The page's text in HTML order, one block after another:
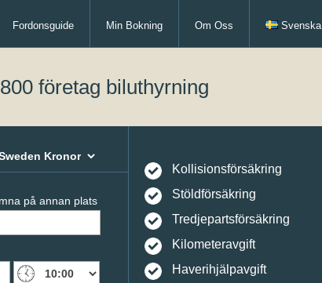
Fordonsguide Min Bokning Om Oss Svenska
företag biluthyrning
på annan plats
Kollisionsförsäkring
Stöldförsäkring
Tredjepartsförsäkring
Kilometeravgift
Haverihjälpavgift